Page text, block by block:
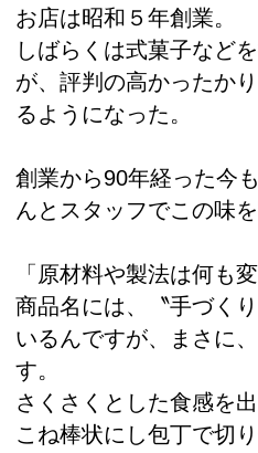
お店は昭和５年創業。
しばらくは式菓子など
が、評判の高かったか
るようになった。
創業から90年経った今
んとスタッフでこの味
「原材料や製法は何も
商品名には、〝手づく
いるんですが、まさに
す。
さくさくとした食感を
こね棒状にし包丁で切